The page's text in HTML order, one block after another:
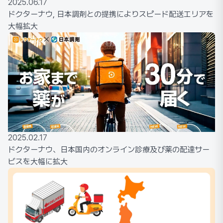
2025.06.17
ドクターナウ, 日本調剤との提携によりスピード配送エリアを
大幅拡大
2025.02.17
ドクターナウ、日本国内のオンライン診療及び薬の配達サー
ビスを大幅に拡大